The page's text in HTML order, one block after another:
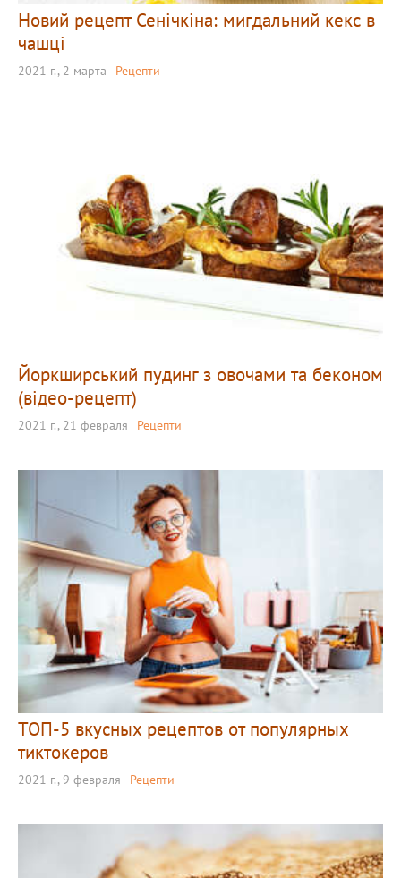
Новий рецепт Сенічкіна: мигдальний кекс в
чашці
2021 г., 2 марта Рецепти
Йоркширський пудинг з овочами та беконом
(відео-рецепт)
2021 г., 21 февраля Рецепти
ТОП-5 вкусных рецептов от популярных
тиктокеров
2021 г., 9 февраля Рецепти